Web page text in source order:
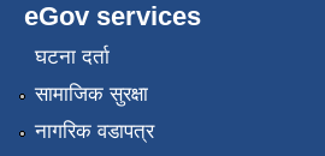
eGov services
घटना दर्ता
सामाजिक सुरक्षा
नागरिक वडापत्र